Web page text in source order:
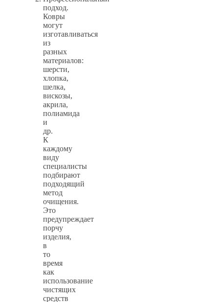
подход.
Ковры
могут
изготавливаться
из
разных
материалов:
шерсти,
хлопка,
шелка,
вискозы,
акрила,
полиамида
и
др.
К
каждому
виду
специалисты
подбирают
подходящий
метод
очищения.
Это
предупреждает
порчу
изделия,
в
то
время
как
использование
чистящих
средств